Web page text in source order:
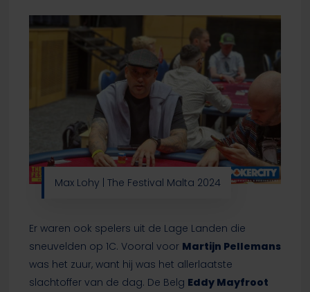
Max Lohy | The Festival Malta 2024
Er waren ook spelers uit de Lage Landen die
sneuvelden op 1C. Vooral voor Martijn Pellemans
was het zuur, want hij was het allerlaatste
slachtoffer van de dag. De Belg Eddy Mayfroot